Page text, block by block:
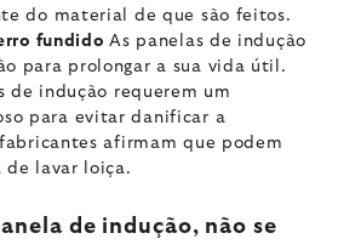
do material de que são feitos.
fundidoAs panelas de indução
para prolongar a sua vida útil.
de indução requerem um
para evitar danificar a
afirmam que podem
de lavar loiça.
de indução, não se